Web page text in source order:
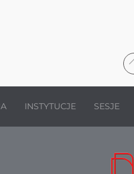
INSTYTUCJE SESJE